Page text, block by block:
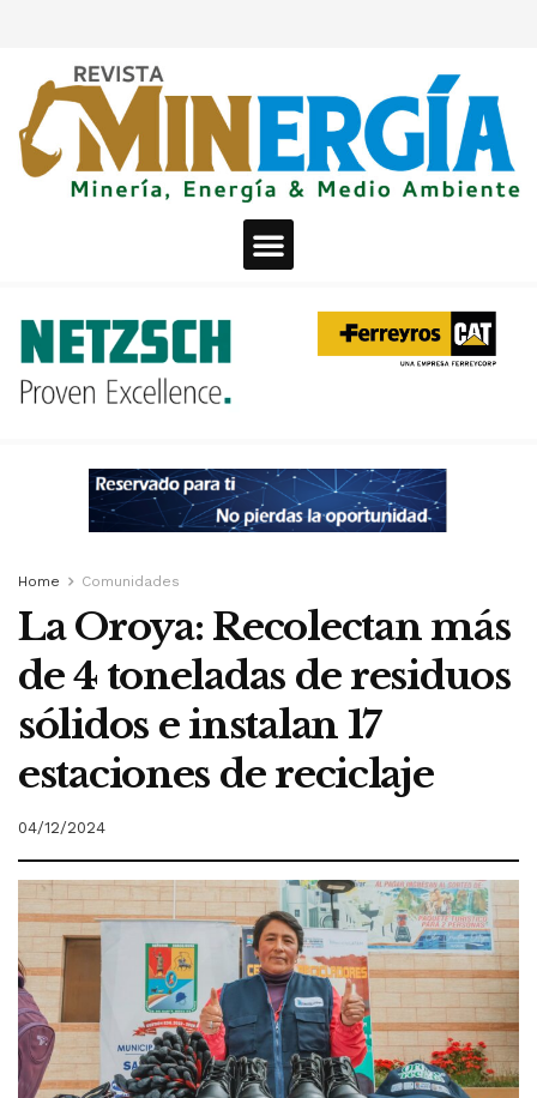
Home Comunidades
La Oroya: Recolectan más
de 4 toneladas de residuos
sólidos e instalan 17
estaciones de reciclaje
04/12/2024